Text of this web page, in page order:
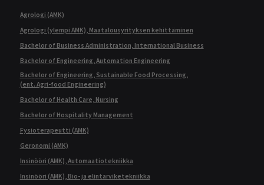
Agrologi (AMK)
Agrologi (ylempi AMK), Maatalousyrityksen kehittäminen
Bachelor of Business Administration, International Business
Bachelor of Engineering, Automation Engineering
Bachelor of Engineering, Sustainable Food Processing,
(ent. Agri-food Engineering)
Bachelor of Health Care, Nursing
Bachelor of Hospitality Management
Fysioterapeutti (AMK)
Geronomi (AMK)
Insinööri (AMK), Automaatiotekniikka
Insinööri (AMK), Bio- ja elintarviketekniikka